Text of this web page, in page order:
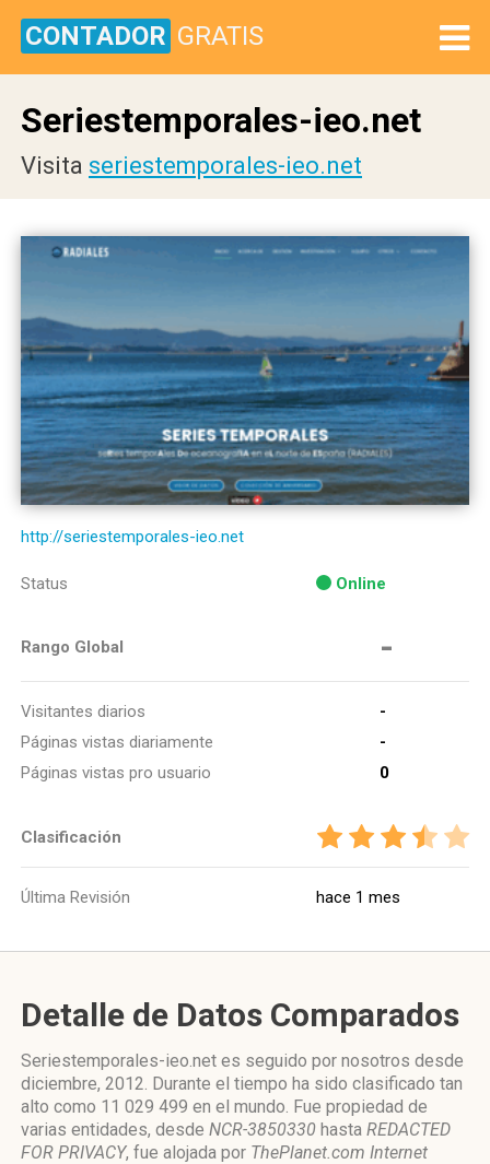
CONTADOR GRATIS
Seriestemporales-ieo.net
Visita seriestemporales-ieo.net
http://seriestemporales-ieo.net
Status Online
Rango Global -
Visitantes diarios
-
Páginas vistas diariamente
-
Páginas vistas pro usuario
0
Clasificación
Última Revisión hace 1 mes
Detalle de Datos Comparados
Seriestemporales-ieo.net es seguido por nosotros desde
diciembre, 2012. Durante el tiempo ha sido clasificado tan
alto como 11 029 499 en el mundo. Fue propiedad de
varias entidades, desde NCR-3850330 hasta REDACTED
FOR PRIVACY, fue alojada por ThePlanet.com Internet